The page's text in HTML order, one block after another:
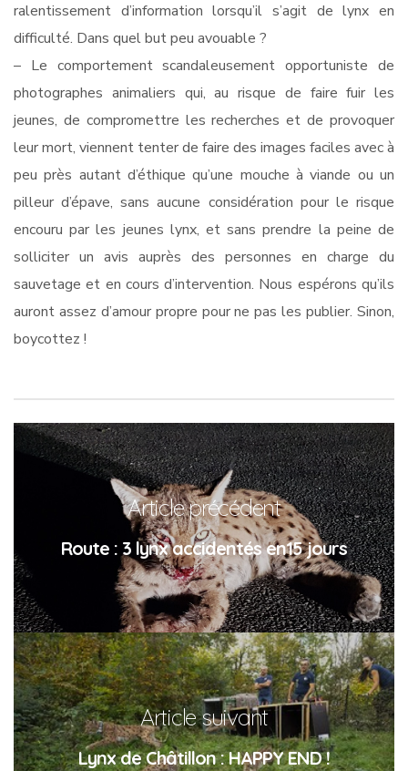
ralentissement d’information lorsqu’il s’agit de lynx en
difficulté. Dans quel but peu avouable ?
– Le comportement scandaleusement opportuniste de
photographes animaliers qui, au risque de faire fuir les
jeunes, de compromettre les recherches et de provoquer
leur mort, viennent tenter de faire des images faciles avec à
peu près autant d’éthique qu’une mouche à viande ou un
pilleur d’épave, sans aucune considération pour le risque
encouru par les jeunes lynx, et sans prendre la peine de
solliciter un avis auprès des personnes en charge du
sauvetage et en cours d’intervention. Nous espérons qu’ils
auront assez d’amour propre pour ne pas les publier. Sinon,
boycottez !
Article précédent
Route : 3 lynx accidentés en15 jours
Article suivant
Lynx de Châtillon : HAPPY END !